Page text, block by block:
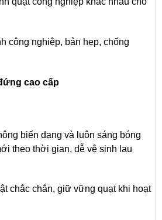
công nghiệp, bản hẹp, chống
cao cấp
biến dạng và luôn sáng bóng
theo thời gian, dễ vệ sinh lau
chắc chắn, giữ vững quạt khi hoạt